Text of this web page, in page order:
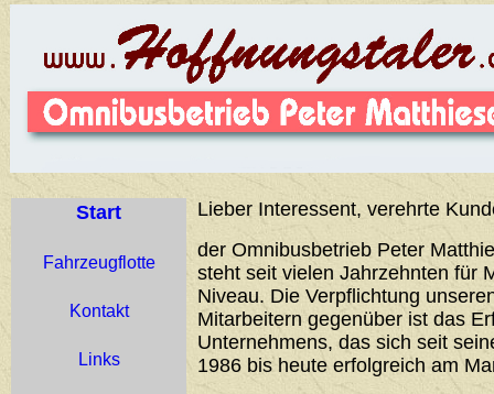
Start
Fahrzeugflotte
Kontakt
Links
Lieber Interessent, verehrte
der Omnibusbetrieb Peter
steht seit vielen Jahrzehnten für
Niveau. Die Verpflichtung
Mitarbeitern gegenüber ist das
Unternehmens, das sich seit
1986 bis heute erfolgreich am